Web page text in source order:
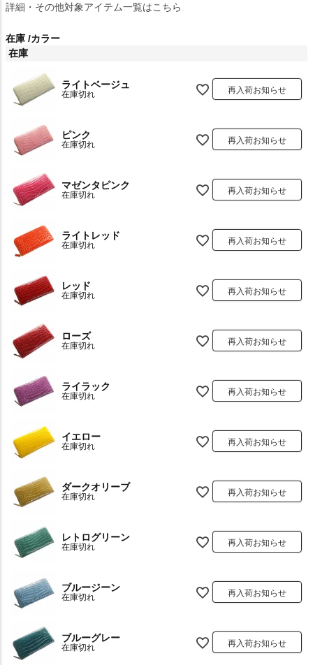
詳細・その他対象アイテム一覧はこちら
在庫 カラー
在庫
ライトベージュ
在庫切れ 再入荷お知らせ
ピンク
在庫切れ 再入荷お知らせ
マゼンタピンク
在庫切れ 再入荷お知らせ
ライトレッド
在庫切れ 再入荷お知らせ
レッド
在庫切れ 再入荷お知らせ
ローズ
在庫切れ 再入荷お知らせ
ライラック
在庫切れ 再入荷お知らせ
イエロー
在庫切れ 再入荷お知らせ
ダークオリーブ
在庫切れ 再入荷お知らせ
レトログリーン
在庫切れ 再入荷お知らせ
ブルージーン
在庫切れ 再入荷お知らせ
ブルーグレー
在庫切れ 再入荷お知らせ